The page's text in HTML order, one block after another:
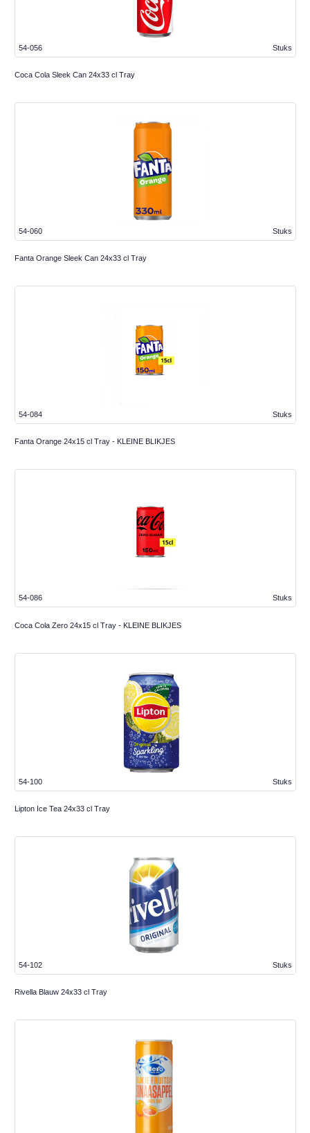
Stuks
54-056
Coca Cola Sleek Can 24x33 cl Tray
Stuks
54-060
Fanta Orange Sleek Can 24x33 cl Tray
Stuks
54-084
Fanta Orange 24x15 cl Tray - KLEINE BLIKJES
Stuks
54-086
Coca Cola Zero 24x15 cl Tray - KLEINE BLIKJES
Stuks
54-100
Lipton Ice Tea 24x33 cl Tray
Stuks
54-102
Rivella Blauw 24x33 cl Tray